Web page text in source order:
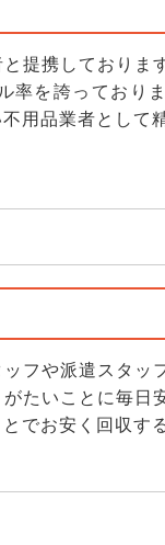
提携しておりま
率を誇っており
用品業者として
フや派遣スタッ
たいことに毎日
でお安く回収す